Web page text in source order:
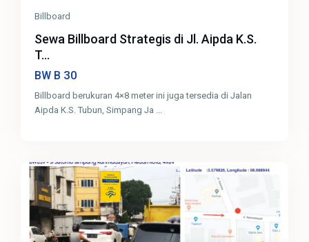
Billboard
Sewa Billboard Strategis di Jl. Aipda K.S.
T...
BW B 30
Billboard berukuran 4×8 meter ini juga tersedia di Jalan
Aipda K.S. Tubun, Simpang Ja ...